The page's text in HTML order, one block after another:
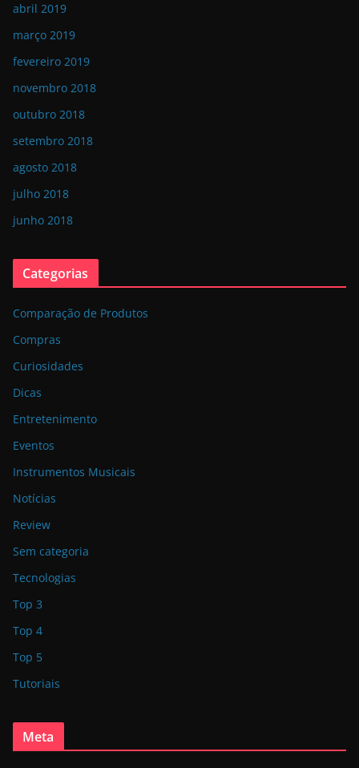
abril 2019
março 2019
fevereiro 2019
novembro 2018
outubro 2018
setembro 2018
agosto 2018
julho 2018
junho 2018
Categorias
Comparação de Produtos
Compras
Curiosidades
Dicas
Entretenimento
Eventos
Instrumentos Musicais
Notícias
Review
Sem categoria
Tecnologias
Top 3
Top 4
Top 5
Tutoriais
Meta